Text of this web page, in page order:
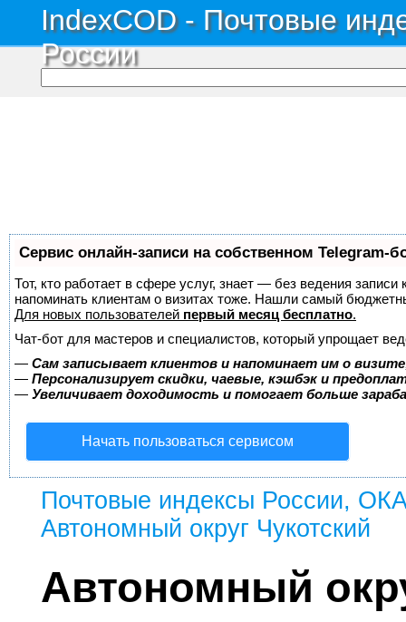
IndexCOD - Почтовые
России
Сервис онлайн-записи на собственном Telegram-
Тот, кто работает в сфере услуг, знает — без ведения
напоминать клиентам о визитах тоже. Нашли самый
Для новых пользователей первый месяц бесплатно.
Чат-бот для мастеров и специалистов, который упрощает
— Сам записывает клиентов и напоминает им о
— Персонализирует скидки, чаевые, кэшбэк и
— Увеличивает доходимость и помогает больше
Начать пользоваться сервисом
Почтовые индексы России,
Автономный округ Чукотский
Автономный